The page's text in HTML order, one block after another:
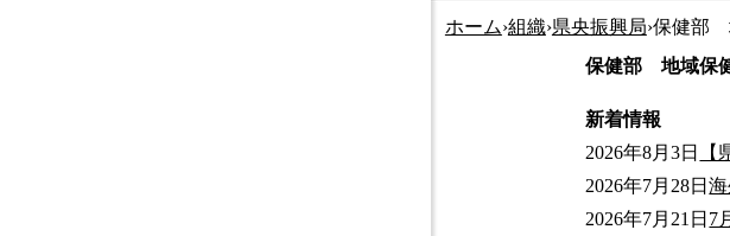
ホーム›組織›県央振興局›保健部
保健部 地域保
新着情報
2026年8月3日
2026年7月28日
2026年7月21日 7